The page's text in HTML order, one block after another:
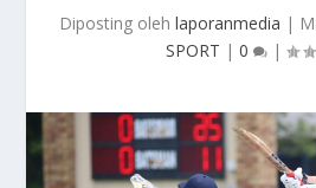
Diposting oleh laporanmedia |
SPORT | 0 |